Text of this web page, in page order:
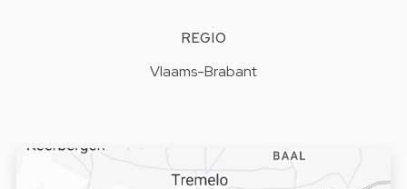
REGIO
Vlaams-Brabant